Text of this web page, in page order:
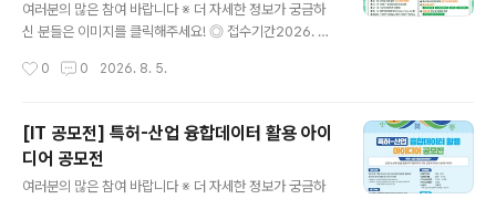
→ 고객만족시스템 → 고객제안 →신청분야[Do드림 아이
디어 공모전] ◎ 제안채택 및 시행① 제안요건 충족여부 등
안시행부서) 사전 채택여부 검토(내용 충실도에 따라 불채
여러분의 많은 참여 바랍니다 ※ 더 자세한 정보가 궁금하
신 분들은 이미지를 클릭해주세요! ◎ 접수기간2026. 6.
주하는 누구나 참여 가능(개인 또는 4인 이하 팀) ◎ 공모
작품규격유형 : 저작권 걱정 없는 순수 창작 콘텐츠시간 : 3
0초~90초 (60초 이내 권장)규격 : 16:9 가로형 또는 세로
형 영상형식 : 표준 영상파일 형식(MP4, MOV, AVI 등)해
상도 : 1920×1080px 또는 1080×1920px ◎ 접수방
0 0 2026. 8. 5.
[IT 공모전] 특허-산업 융합데이터 활용 아이
디어 공모전
여러분의 많은 참여 바랍니다 ※ 더 자세한 정보가 궁금하